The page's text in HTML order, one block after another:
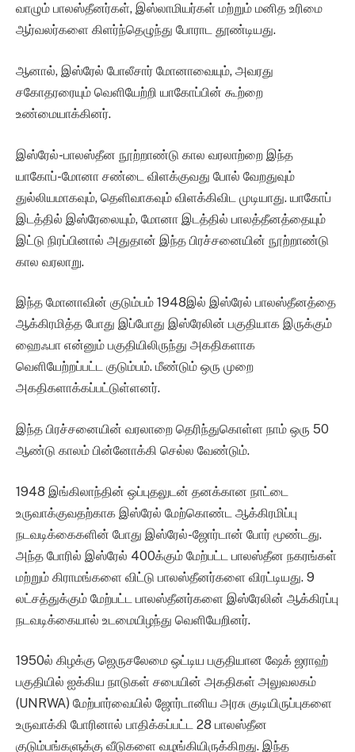
வாழும் பாலஸ்தீனர்கள், இஸ்லாமியர்கள் மற்றும் மனித உரிமை
ஆர்வலர்களை கிளர்ந்தெழுந்து போராட தூண்டியது.
ஆனால், இஸ்ரேல் போலீசார் மோனாவையும், அவரது
சகோதரரையும் வெளியேற்றி யாகோப்பின் கூற்றை
உண்மையாக்கினர்.
இஸ்ரேல்-பாலஸ்தீன நூற்றாண்டு கால வரலாற்றை இந்த
யாகோப்-மோனா சண்டை விளக்குவது போல் வேறதுவும்
துல்லியமாகவும், தெளிவாகவும் விளக்கிவிட முடியாது. யாகோப்
இடத்தில் இஸ்ரேலையும், மோனா இடத்தில் பாலத்தீனத்தையும்
இட்டு நிரப்பினால் அதுதான் இந்த பிரச்சனையின் நூற்றாண்டு
கால வரலாறு.
இந்த மோனாவின் குடும்பம் 1948இல் இஸ்ரேல் பாலஸ்தீனத்தை
ஆக்கிரமித்த போது இப்போது இஸ்ரேலின் பகுதியாக இருக்கும்
ஹைஃபா என்னும் பகுதியிலிருந்து அகதிகளாக
வெளியேற்றப்பட்ட குடும்பம். மீண்டும் ஒரு முறை
அகதிகளாக்கப்பட்டுள்ளனர்.
இந்த பிரச்சனையின் வரலாறை தெரிந்துகொள்ள நாம் ஒரு 50
ஆண்டு காலம் பின்னோக்கி செல்ல வேண்டும்.
1948 இங்கிலாந்தின் ஒப்புதலுடன் தனக்கான நாட்டை
உருவாக்குவதற்காக இஸ்ரேல் மேற்கொண்ட ஆக்கிரமிப்பு
நடவடிக்கைகளின் போது இஸ்ரேல்-ஜோர்டான் போர் மூண்டது.
அந்த போரில் இஸ்ரேல் 400க்கும் மேற்பட்ட பாலஸ்தீன நகரங்கள்
மற்றும் கிராமங்களை விட்டு பாலஸ்தீனர்களை விரட்டியது. 9
லட்சத்துக்கும் மேற்பட்ட பாலஸ்தீனர்களை இஸ்ரேலின் ஆக்கிரப்பு
நடவடிக்கையால் உடமையிழந்து வெளியேறினர்.
1950ல் கிழக்கு ஜெருசலேமை ஒட்டிய பகுதியான ஷேக் ஜராஹ்
பகுதியில் ஐக்கிய நாடுகள் சபையின் அகதிகள் அலுவலகம்
(UNRWA) மேற்பார்வையில் ஜோர்டானிய அரசு குடியிருப்புகளை
உருவாக்கி போரினால் பாதிக்கப்பட்ட 28 பாலஸ்தீன
குடும்பங்களுக்கு வீடுகளை வழங்கியிருக்கிறது. இந்த